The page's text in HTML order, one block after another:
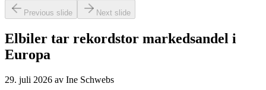
Previous slide Next slide
Elbiler tar rekordstor markedsandel i
Europa
29. juli 2026 av Ine Schwebs